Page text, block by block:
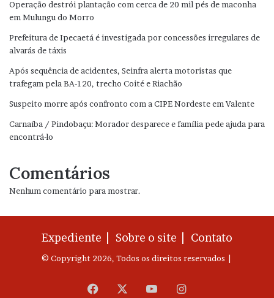
Operação destrói plantação com cerca de 20 mil pés de maconha
em Mulungu do Morro
Prefeitura de Ipecaetá é investigada por concessões irregulares de
alvarás de táxis
Após sequência de acidentes, Seinfra alerta motoristas que
trafegam pela BA-120, trecho Coité e Riachão
Suspeito morre após confronto com a CIPE Nordeste em Valente
Carnaíba / Pindobaçu: Morador desparece e família pede ajuda para
encontrá-lo
Comentários
Nenhum comentário para mostrar.
Expediente | Sobre o site | Contato
© Copyright 2026, Todos os direitos reservados |
Facebook YouTubeInstagram